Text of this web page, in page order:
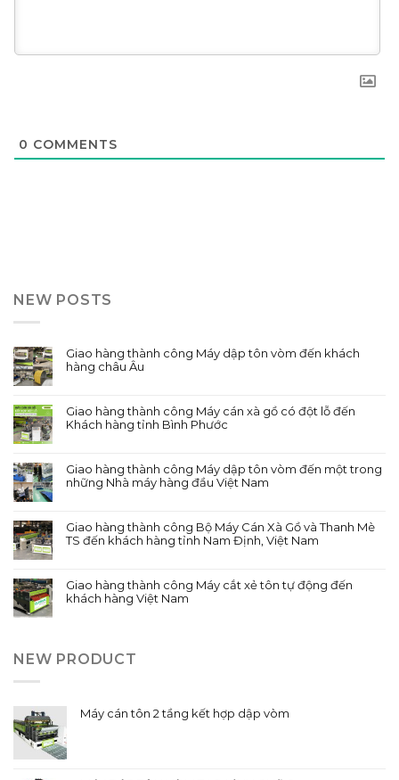
NEW POSTS
Giao hàng thành công Máy dập tôn vòm đến khách
hàng châu Âu
Giao hàng thành công Máy cán xà gồ có đột lỗ đến
Khách hàng tỉnh Bình Phước
Giao hàng thành công Máy dập tôn vòm đến một trong
những Nhà máy hàng đầu Việt Nam
Giao hàng thành công Bộ Máy Cán Xà Gồ và Thanh Mè
TS đến khách hàng tỉnh Nam Định, Việt Nam
Giao hàng thành công Máy cắt xẻ tôn tự động đến
khách hàng Việt Nam
NEW PRODUCT
Máy cán tôn 2 tầng kết hợp dập vòm
0 COMMENTS